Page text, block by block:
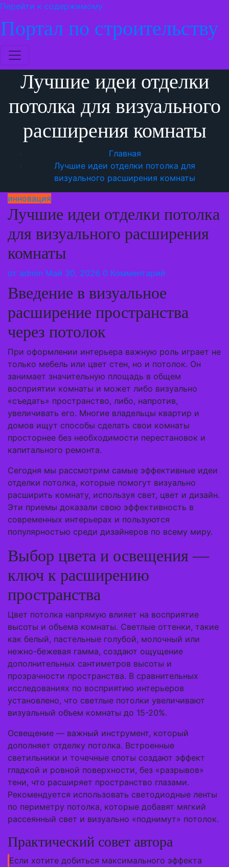
Перейти к содержимому
Портал по строительству
Лучшие идеи отделки
потолка для визуального
расширения комнаты
Главная
Лучшие идеи отделки потолка для
визуального расширения комнаты
инновация
Лучшие идеи отделки потолка
для визуального расширения
комнаты
от admin Май 30, 2026 0 Комментарий
Введение в визуальное
расширение пространства
через потолок
При оформлении интерьера важную роль играет не
только мебель или цвет стен, но и потолок. Он
занимает значительную площадь в общем
восприятии комнаты и может либо визуально
«съедать» пространство, либо, напротив,
увеличивать его. Многие владельцы квартир и
домов ищут способы сделать свои комнаты
просторнее без необходимости перестановок и
капитального ремонта.
Сегодня мы рассмотрим самые эффективные идеи
отделки потолка, которые помогут визуально
расширить комнату, используя свет, цвет и дизайн.
Эти приемы доказали свою эффективность в
современных интерьерах и пользуются
популярностью среди дизайнеров по всему миру.
Выбор цвета и освещения —
ключ к расширению
пространства
Цвет потолка напрямую влияет на восприятие
высоты и объема комнаты. Светлые оттенки, такие
как белый, пастельные голубой, молочный или
нежно-бежевая гамма, создают ощущение
дополнительных сантиметров высоты и
прозрачности пространства. В сравнительных
исследованиях по восприятию интерьеров
установлено, что светлые потолки увеличивают
визуальный объем комнаты до 15-20%.
Освещение — важный инструмент, который
дополняет отделку потолка. Встроенные
светильники и точечные споты создают эффект
гладкой и ровной поверхности, без «разрывов»
тени, что расширяет пространство глазами.
Рекомендуется использовать светодиодные ленты
по периметру потолка, которые добавят мягкий
рассеянный свет и визуально «поднимут» потолок.
Практический совет автора
Если хотите добиться максимального эффекта